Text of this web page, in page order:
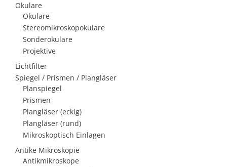
Okulare
Okulare
Stereomikroskopokulare
Sonderokulare
Projektive
Lichtfilter
Spiegel / Prismen / Plangläser
Planspiegel
Prismen
Plangläser (eckig)
Plangläser (rund)
Mikroskoptisch Einlagen
Antike Mikroskopie
Antikmikroskope